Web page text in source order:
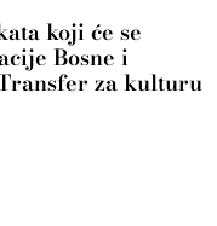
koji će se
Bosne i
za kulturu